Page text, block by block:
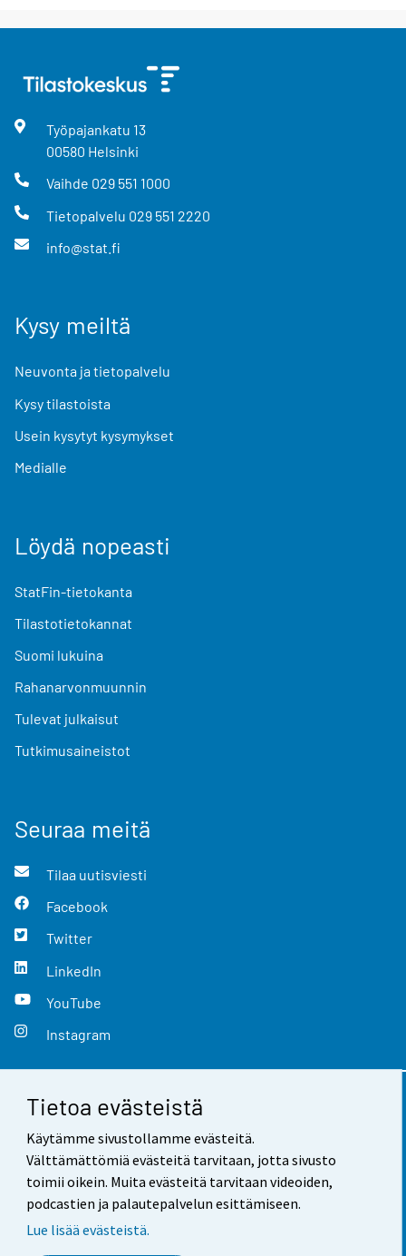
Tietoa evästeistä
Käytämme sivustollamme evästeitä.
Välttämättömiä evästeitä tarvitaan, jotta sivusto
toimii oikein. Muita evästeitä tarvitaan videoiden,
podcastien ja palautepalvelun esittämiseen.
Lue lisää evästeistä.
Työpajankatu 13
00580 Helsinki
Vaihde 029 551 1000
Tietopalvelu 029 551 2220
info@stat.fi
Kysy meiltä
Neuvonta ja tietopalvelu
Kysy tilastoista
Usein kysytyt kysymykset
Medialle
Löydä nopeasti
StatFin-tietokanta
Tilastotietokannat
Suomi lukuina
Rahanarvonmuunnin
Tulevat julkaisut
Tutkimusaineistot
Seuraa meitä
Tilaa uutisviesti
Facebook
Twitter
LinkedIn
YouTube
Instagram
Yhteystiedot
Palaute
Käyttöehdot